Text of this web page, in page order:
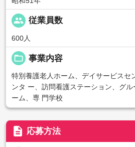
people 従業員数
600人
folder_open 事業内容
特別養護老人ホーム、デイサービスセ
ンタ ー、訪問看護ステーション、グ
ーム、専 門学校
description 応募方法